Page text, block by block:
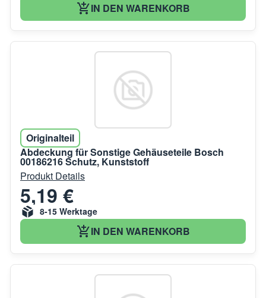
IN DEN WARENKORB
Originalteil
Abdeckung für Sonstige Gehäuseteile Bosch
00186216 Schutz, Kunststoff
Produkt Details
5,19 €
8-15 Werktage
IN DEN WARENKORB